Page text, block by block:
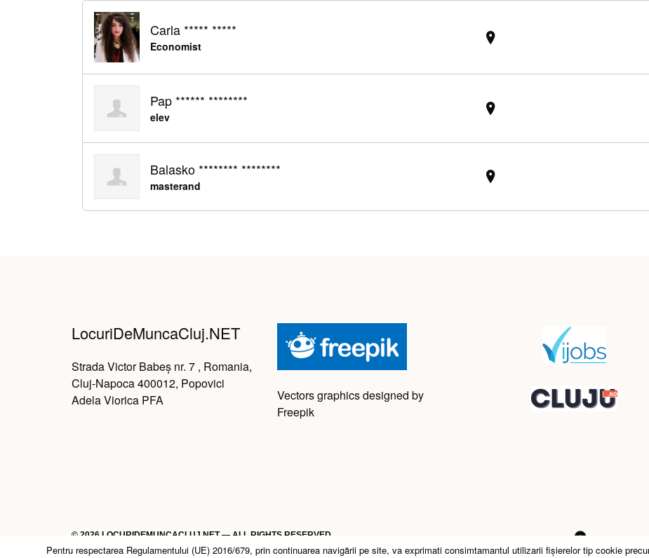
Carla ***** *****
Economist
Pap ****** ********
elev
Balasko ******** ********
masterand
LocuriDeMuncaCluj.NET
Strada Victor Babeș nr. 7 , Romania,
Cluj-Napoca 400012, Popovici
Adela Viorica PFA
Vectors graphics designed by
Freepik
© 2026 LOCURIDEMUNCACLUJ.NET — ALL RIGHTS RESERVED
Pentru respectarea Regulamentului (UE) 2016/679, prin continuarea navigării pe site, va exprimati consimtamantul utilizarii fişierelor tip cookie